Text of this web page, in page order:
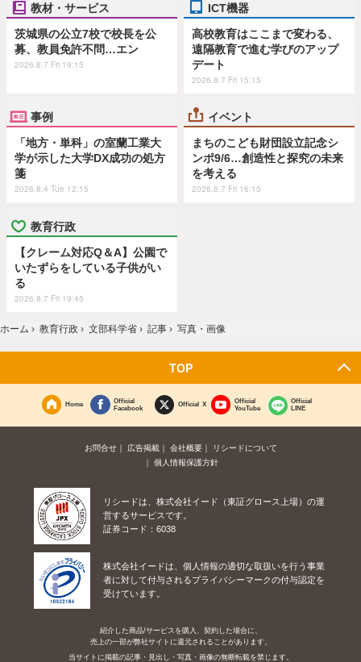
教材・サービス
茨城県の公立7校で校長を公
募、教員免許不問…エン
2026.8.7 Fri 19:15
ICT機器
高校教育はここまで変わる、
遠隔教育で進む学びのアップ
デート
2026.8.7 Fri 15:15
事例
「地方・単科」の室蘭工業大
学が示した大学DX成功の処方
箋
2026.8.4 Tue 12:15
イベント
まちのこども財団設立記念シ
ンポ9/6…創造性と探究の未来
を考える
2026.8.7 Fri 16:15
教育行政
【クレーム対応Q＆A】公園で
いたずらをしている子供がい
る
2026.8.7 Fri 19:45
ホーム › 教育行政 › 文部科学省 › 記事 › 写真・画像
TOP
Home
Official
Facebook
Official X
Official
YouTube
Official
LINE
お問合せ 広告掲載 会社概要
リシードについて
個人情報保護方針
リシードは、株式会社イード（東証グロース上場）の運
営するサービスです。
証券コード：6038
株式会社イードは、個人情報の適切な取扱いを行う事業
者に対して付与されるプライバシーマークの付与認定を
受けています。
紹介した商品/サービスを購入、契約した場合に、
売上の一部が弊社サイトに還元されることがあります。
当サイトに掲載の記事・見出し・写真・画像の無断転載を禁じます。